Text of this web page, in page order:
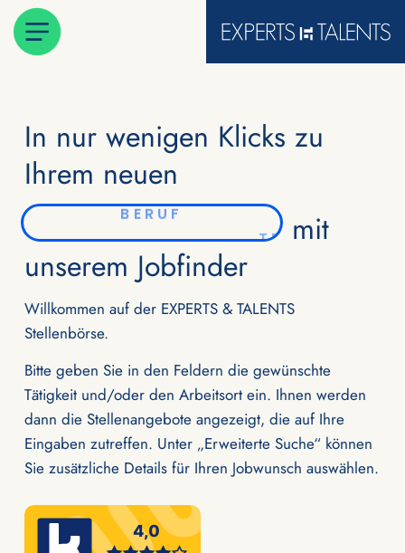
In nur wenigen Klicks zu
Ihrem neuen
BERUF
mit
unserem Jobfinder
Willkommen auf der EXPERTS & TALENTS
Stellenbörse.
Bitte geben Sie in den Feldern die gewünschte
Tätigkeit und/oder den Arbeitsort ein. Ihnen werden
dann die Stellenangebote angezeigt, die auf Ihre
Eingaben zutreffen. Unter „Erweiterte Suche“ können
Sie zusätzliche Details für Ihren Jobwunsch auswählen.